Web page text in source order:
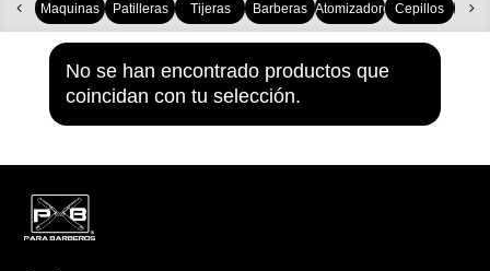
Maquinas Patilleras Tijeras Barberas AtomizadoresCepillos
No se han encontrado productos que
coincidan con tu selección.